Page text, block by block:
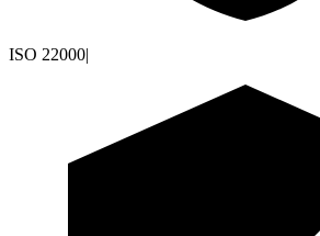
ISO 22000|